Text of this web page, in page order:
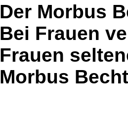
Der Morbus
Bei Frauen
Frauen
Morbus